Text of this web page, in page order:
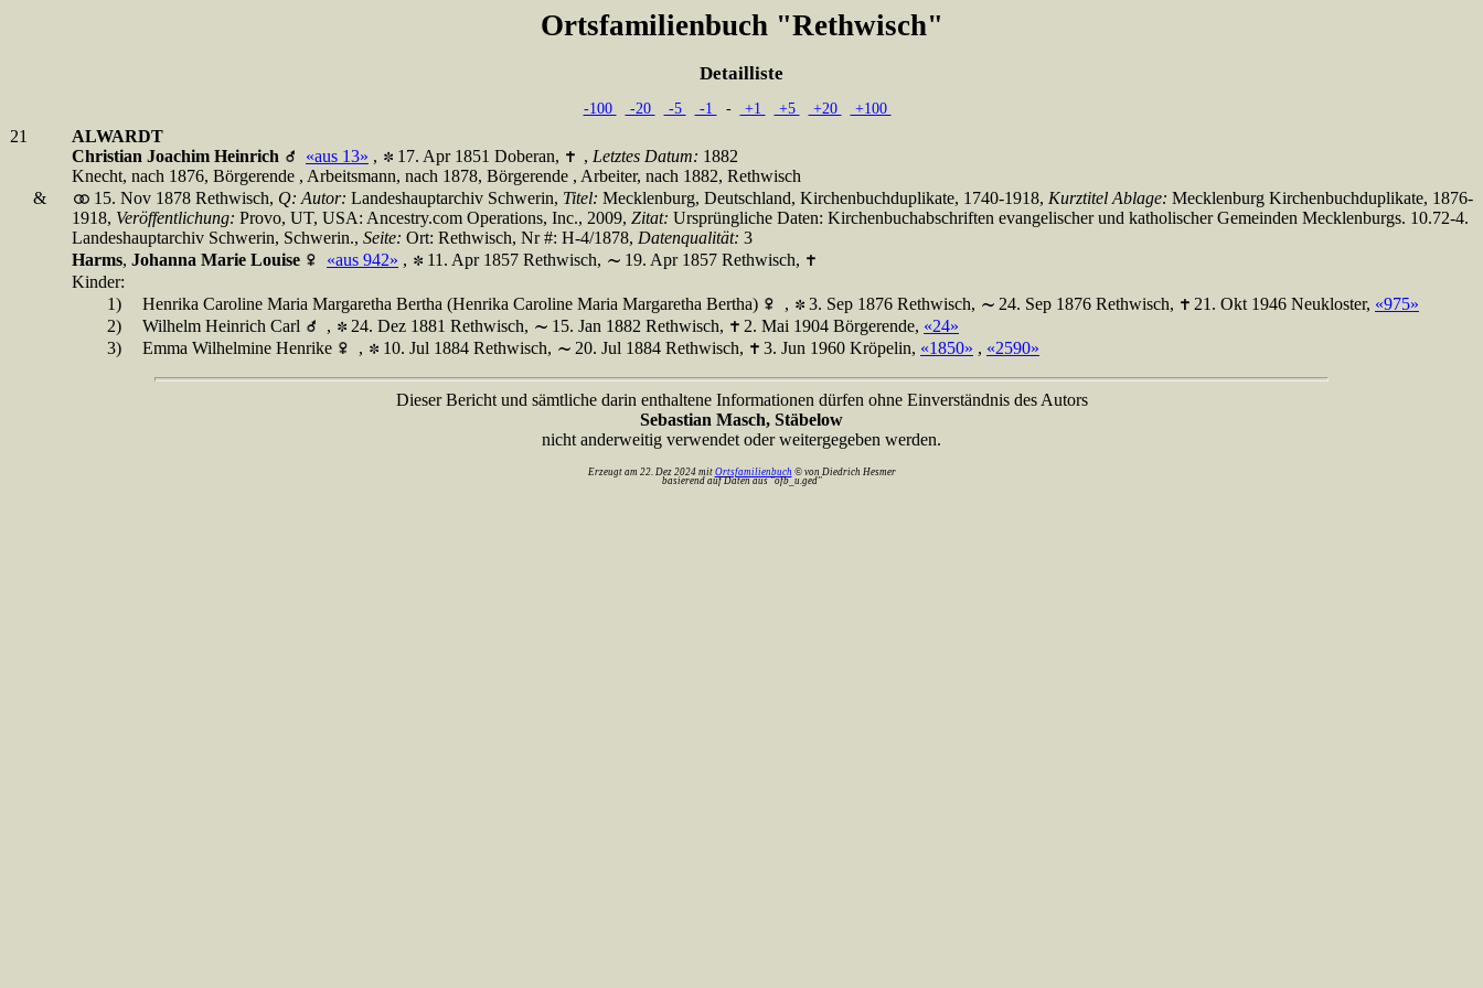
Ortsfamilienbuch "Rethwisch"
Detailliste
-100 -20 -5 -1 - +1 +5 +20 +100
21
ALWARDT
Christian Joachim Heinrich
«aus 13» , 17. Apr 1851 Doberan, , Letztes Datum: 1882
Knecht, nach 1876, Börgerende , Arbeitsmann, nach 1878, Börgerende , Arbeiter, nach 1882, Rethwisch
&
15. Nov 1878 Rethwisch, Q: Autor: Landeshauptarchiv Schwerin, Titel: Mecklenburg, Deutschland, Kirchenbuchduplikate, 1740-1918, Kurztitel Ablage: Mecklenburg Kirchenbuchduplikate, 1876-
1918, Veröffentlichung: Provo, UT, USA: Ancestry.com Operations, Inc., 2009, Zitat: Ursprüngliche Daten: Kirchenbuchabschriften evangelischer und katholischer Gemeinden Mecklenburgs. 10.72-4.
Landeshauptarchiv Schwerin, Schwerin., Seite: Ort: Rethwisch, Nr #: H-4/1878, Datenqualität: 3
Harms, Johanna Marie Louise «aus 942» , 11. Apr 1857 Rethwisch,
19. Apr 1857 Rethwisch,
Kinder:
1)
Henrika Caroline Maria Margaretha Bertha (Henrika Caroline Maria Margaretha Bertha) , 3. Sep 1876 Rethwisch, 24. Sep 1876 Rethwisch, 21. Okt 1946 Neukloster, «975»
2)
Wilhelm Heinrich Carl , 24. Dez 1881 Rethwisch, 15. Jan 1882 Rethwisch, 2. Mai 1904 Börgerende, «24»
3)
Emma Wilhelmine Henrike , 10. Jul 1884 Rethwisch, 20. Jul 1884 Rethwisch, 3. Jun 1960 Kröpelin, «1850» , «2590»
Dieser Bericht und sämtliche darin enthaltene Informationen dürfen ohne Einverständnis des Autors
Sebastian Masch, Stäbelow
nicht anderweitig verwendet oder weitergegeben werden.
Erzeugt am 22. Dez 2024 mit Ortsfamilienbuch © von Diedrich Hesmer
basierend auf Daten aus "ofb_u.ged"